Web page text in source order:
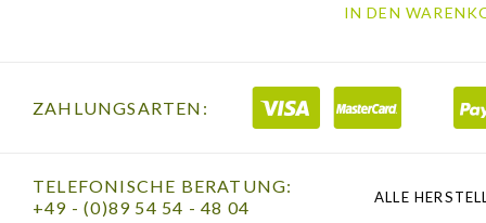
IN DEN
ZAHLUNGSARTEN:
TELEFONISCHE BERATUNG:
+49 - (0)89 54 54 - 48 04
ALLE